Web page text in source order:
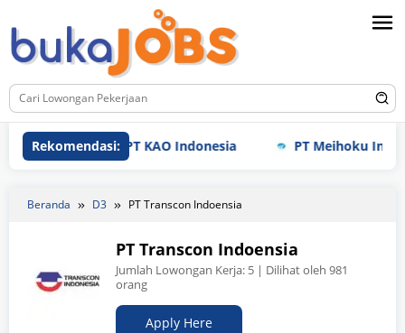
ke
konten
Rekomendasi:PT KAO Indonesia PT Meihoku Industry
Beranda D3 PT Transcon Indoensia
PT Transcon Indoensia
Jumlah Lowongan Kerja: 5 | Dilihat oleh 981
orang
Apply Here